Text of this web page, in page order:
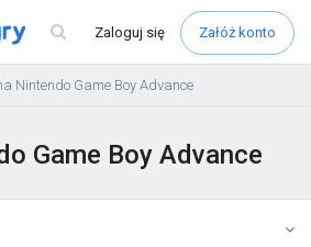
Zaloguj się Załóż konto
Nintendo Game Boy Advance
Game Boy Advance